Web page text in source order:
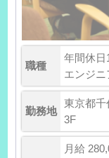
職種
年間休
エンジ
勤務地
東京都千
3F
月給